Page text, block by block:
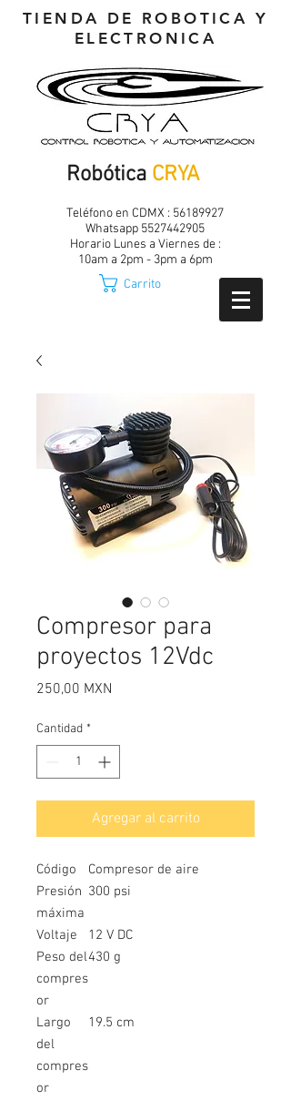
TIENDA DE ROBOTICA Y
ELECTRONICA
Robótica CRYA
Teléfono en CDMX : 56189927
Whatsapp 5527442905
Horario Lunes a Viernes de :
10am a 2pm - 3pm a 6pm
Carrito
Compresor para
proyectos 12Vdc
250,00 MXN
Cantidad *
Agregar al carrito
Código
Compresor de aire
Presión
máxima
300 psi
Voltaje
12 V DC
Peso del
compres
or
430 g
Largo
del
compres
or
19.5 cm